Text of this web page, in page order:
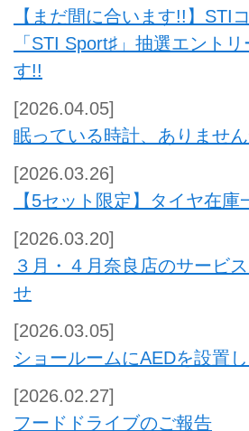
【まだ間に合います!!】STI
「STI Sport♯」抽選エント
す!!
[2026.04.05]
眠っている時計、ありません
[2026.03.26]
【5セット限定】タイヤ在
[2026.03.20]
３月・４月奈良店のサービ
せ
[2026.03.05]
ショールームにAEDを設置
[2026.02.27]
フードドライブのご報告